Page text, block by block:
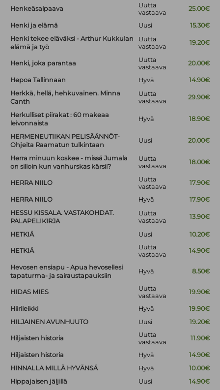
Henkeäsalpaava
Uutta
vastaava
25.00€
Henki ja elämä Uusi
15.30€
Henki tekee eläväksi - Arthur Kukkulan
elämä ja työ
Uutta
vastaava
19.20€
Henki, joka parantaa
Uutta
vastaava
20.00€
Hepoa Tallinnaan Hyvä
14.90€
Herkkä, hellä, hehkuvainen. Minna
Canth
Uutta
vastaava
29.90€
Herkulliset piirakat : 60 makeaa
leivonnaista
Hyvä 18.90€
HERMENEUTIIKAN PELISÄÄNNÖT-
Ohjeita Raamatun tulkintaan
Uusi 20.00€
Herra minuun koskee - missä Jumala
on silloin kun vanhurskas kärsii?
Uutta
vastaava
18.00€
HERRA NIILO
Uutta
vastaava
17.90€
HERRA NIILO Hyvä
17.90€
HESSU KISSALA. VASTAKOHDAT.
PALAPELIKIRJA
Uutta
vastaava
13.90€
HETKIÄ Uusi 10.20€
HETKIÄ
Uutta
vastaava
14.90€
Hevosen ensiapu - Apua hevosellesi
tapaturma- ja sairaustapauksiin
Hyvä 8.50€
HIDAS MIES
Uutta
vastaava
19.90€
Hiirileikki Hyvä
19.90€
HILJAINEN AVUNHUUTO
Uusi 19.20€
Hiljaisten historia
Uutta
vastaava
11.90€
Hiljaisten historia Hyvä
14.90€
HINNALLA MILLÄ HYVÄNSÄ
Hyvä
10.00€
Hippajaisen jäljillä
Uusi
14.90€